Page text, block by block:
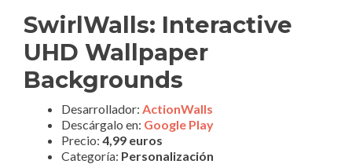
SwirlWalls: Interactive
UHD Wallpaper
Backgrounds
Desarrollador: ActionWalls
Descárgalo en: Google Play
Precio: 4,99 euros
Categoría: Personalización